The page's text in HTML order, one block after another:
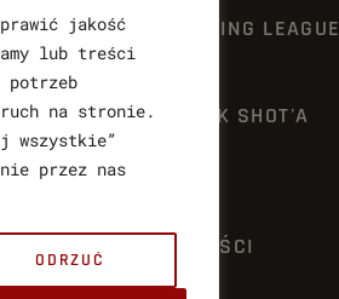
jakość
lub treści
potrzeb
ruch na stronie.
wszystkie”
przez nas
ODRZUĆ
QUICK SHOT KICKBOXING LEAGUE
OFERTA
DLA CZŁONKÓW QUICK SHOT'A
KALENDARIUM
POLITYKA PRYWATNOŚCI